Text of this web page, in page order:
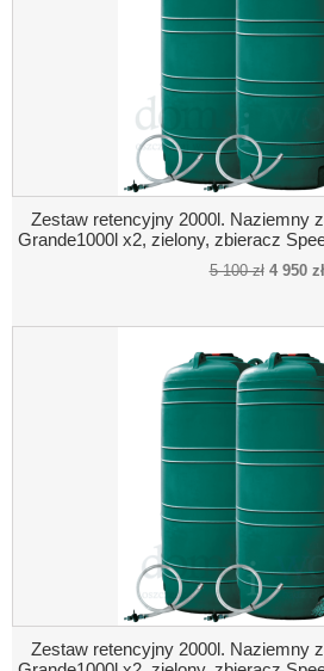
Zestaw retencyjny 2000l. Naziemny
Grande1000l x2, zielony, zbieracz
wody
5 100 zł 4 950 zł
Zestaw retencyjny 2000l. Naziemny